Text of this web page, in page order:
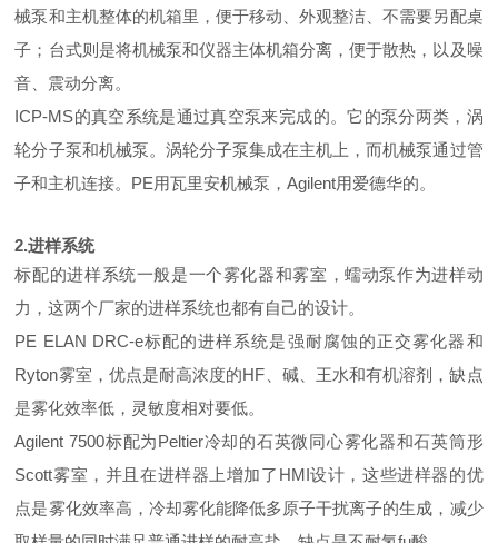
械泵和主机整体的机箱里，便于移动、外观整洁、不需要另配桌
子；台式则是将机械泵和仪器主体机箱分离，便于散热，以及噪
音、震动分离。
ICP-MS的真空系统是通过真空泵来完成的。它的泵分两类，涡
轮分子泵和机械泵。涡轮分子泵集成在主机上，而机械泵通过管
子和主机连接。PE用瓦里安机械泵，Agilent用爱德华的。
2.进样系统
标配的进样系统一般是一个雾化器和雾室，蠕动泵作为进样动
力，这两个厂家的进样系统也都有自己的设计。
PE ELAN DRC-e标配的进样系统是强耐腐蚀的正交雾化器和
Ryton雾室，优点是耐高浓度的HF、碱、王水和有机溶剂，缺点
是雾化效率低，灵敏度相对要低。
Agilent 7500标配为Peltier冷却的石英微同心雾化器和石英筒形
Scott雾室，并且在进样器上增加了HMI设计，这些进样器的优
点是雾化效率高，冷却雾化能降低多原子干扰离子的生成，减少